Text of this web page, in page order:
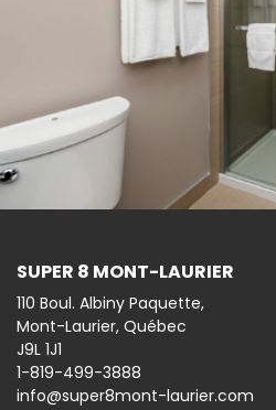
SUPER 8 MONT-LAURIER
110 Boul. Albiny Paquette,
Mont-Laurier, Québec
J9L 1J1
1-819-499-3888
info@super8mont-laurier.com